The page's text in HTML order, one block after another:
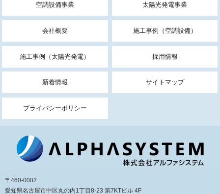
空調設備事業 太陽光発電事業
会社概要 施工事例（空調設備）
施工事例（太陽光発電） 採用情報
新着情報 サイトマップ
プライバシーポリシー
〒460-0002
愛知県名古屋市中区丸の内1丁目8-23 第7KTビル 4F